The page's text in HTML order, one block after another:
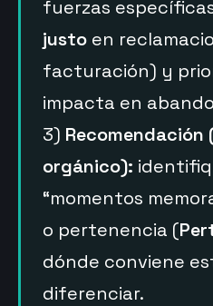
fuerzas
justo en
facturación) y
impacta en
3)
orgánico):
“momentos
o pertenencia (
dónde conviene
diferenciar.